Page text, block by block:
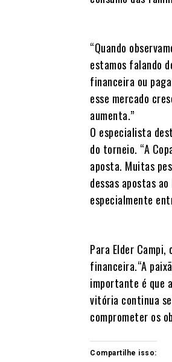
“Quando
estamos falando
financeira ou
esse mercado
aumenta.”
O especialista
do torneio. “A
aposta. Muitas
dessas apostas
especialmente
Para Elder
financeira.“A
importante é que
vitória continua
comprometer os
Compartilhe isso: